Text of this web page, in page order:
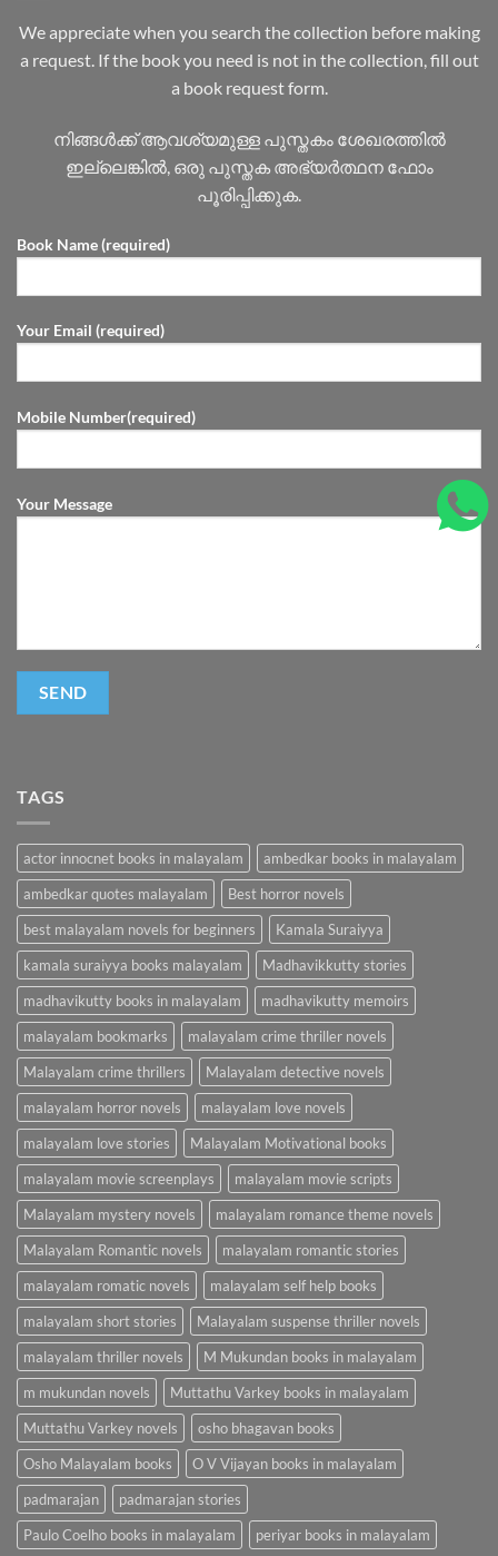
We appreciate when you search the collection before making
a request. If the book you need is not in the collection, fill out
a book request form.
നിങ്ങൾക്ക് ആവശ്യമുള്ള പുസ്തകം ശേഖരത്തിൽ
ഇല്ലെങ്കിൽ, ഒരു പുസ്തക അഭ്യർത്ഥന ഫോം
പൂരിപ്പിക്കുക.
Book Name (required)
Your Email (required)
Mobile Number(required)
Your Message
TAGS
actor innocnet books in malayalam
ambedkar books in malayalam
ambedkar quotes malayalam
Best horror novels
best malayalam novels for beginners
Kamala Suraiyya
kamala suraiyya books malayalam
Madhavikkutty stories
madhavikutty books in malayalam
madhavikutty memoirs
malayalam bookmarks
malayalam crime thriller novels
Malayalam crime thrillers
Malayalam detective novels
malayalam horror novels
malayalam love novels
malayalam love stories
Malayalam Motivational books
malayalam movie screenplays
malayalam movie scripts
Malayalam mystery novels
malayalam romance theme novels
Malayalam Romantic novels
malayalam romantic stories
malayalam romatic novels
malayalam self help books
malayalam short stories
Malayalam suspense thriller novels
malayalam thriller novels
M Mukundan books in malayalam
m mukundan novels
Muttathu Varkey books in malayalam
Muttathu Varkey novels
osho bhagavan books
Osho Malayalam books
O V Vijayan books in malayalam
padmarajan
padmarajan stories
Paulo Coelho books in malayalam
periyar books in malayalam